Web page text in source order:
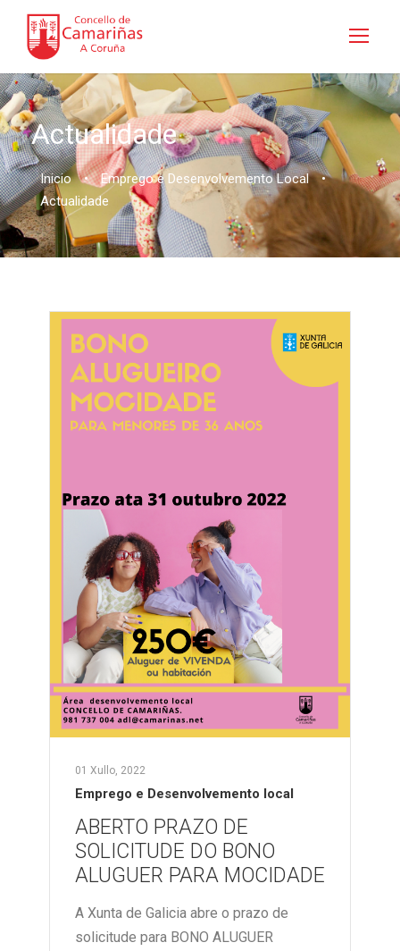
Actualidade
Inicio • Emprego e Desenvolvemento Local
•
Actualidade
01 Xullo, 2022
Emprego e Desenvolvemento local
ABERTO PRAZO DE
SOLICITUDE DO BONO
ALUGUER PARA MOCIDADE
A Xunta de Galicia abre o prazo de
solicitude para BONO ALUGUER